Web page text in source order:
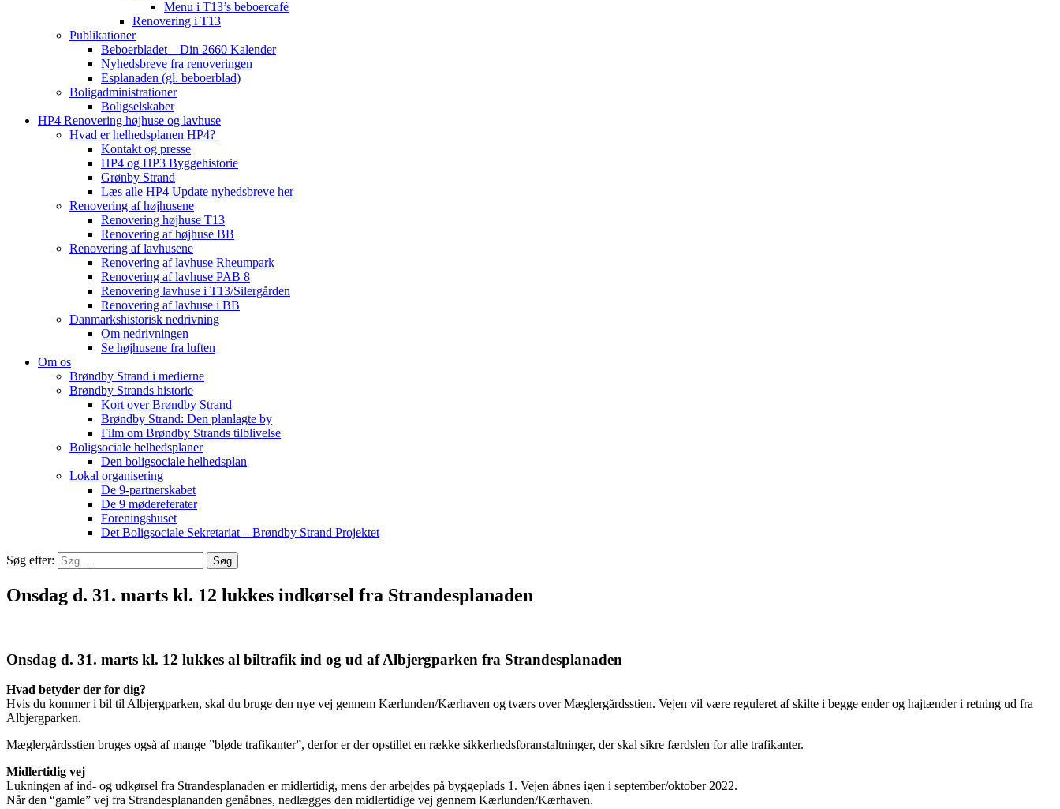
Menu i T13’s beboercafé
Renovering i T13
Publikationer
Beboerbladet – Din 2660 Kalender
Nyhedsbreve fra renoveringen
Esplanaden (gl. beboerblad)
Boligadministrationer
Boligselskaber
HP4 Renovering højhuse og lavhuse
Hvad er helhedsplanen HP4?
Kontakt og presse
HP4 og HP3 Byggehistorie
Grønby Strand
Læs alle HP4 Update nyhedsbreve her
Renovering af højhusene
Renovering højhuse T13
Renovering af højhuse BB
Renovering af lavhusene
Renovering af lavhuse Rheumpark
Renovering af lavhuse PAB 8
Renovering lavhuse i T13/Silergården
Renovering af lavhuse i BB
Danmarkshistorisk nedrivning
Om nedrivningen
Se højhusene fra luften
Om os
Brøndby Strand i medierne
Brøndby Strands historie
Kort over Brøndby Strand
Brøndby Strand: Den planlagte by
Film om Brøndby Strands tilblivelse
Boligsociale helhedsplaner
Den boligsociale helhedsplan
Lokal organisering
De 9-partnerskabet
De 9 mødereferater
Foreningshuset
Det Boligsociale Sekretariat – Brøndby Strand Projektet
Søg efter:
Onsdag d. 31. marts kl. 12 lukkes indkørsel fra Strandesplanaden
Onsdag d. 31. marts kl. 12 lukkes al biltrafik ind og ud af Albjergparken fra Strandesplanaden
Hvad betyder der for dig?
Hvis du kommer i bil til Albjergparken, skal du bruge den nye vej gennem Kærlunden/Kærhaven og tværs over Mæglergårdsstien. Vejen vil være reguleret af skilte i begge ender og hajtænder i retning ud fra
Albjergparken.
Mæglergårdsstien bruges også af mange ”bløde trafikanter”, derfor er der opstillet en række sikkerhedsforanstaltninger, der skal sikre færdslen for alle trafikanter.
Midlertidig vej
Lukningen af ind- og udkørsel fra Strandesplanaden er midlertidig, mens der arbejdes på byggeplads 1. Vejen åbnes igen i september/oktober 2022.
Når den “gamle” vej fra Strandesplananden genåbnes, nedlægges den midlertidige vej gennem Kærlunden/Kærhaven.